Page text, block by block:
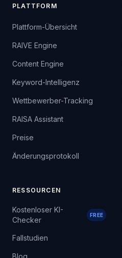
PLATTFORM
Plattform-Übersicht
RAIVE Engine
Content Engine
Keyword-Intelligenz
Wettbewerber-Tracking
RAISA Assistant
Preise
Änderungsprotokoll
RESSOURCEN
Kostenloser KI-
Checker
FREE
Fallstudien